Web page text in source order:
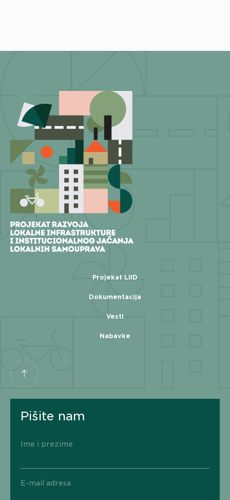
Projekat LIID
Dokumentacija
Vesti
Nabavke
Pišite nam
Ime i prezime
E-mail adresa